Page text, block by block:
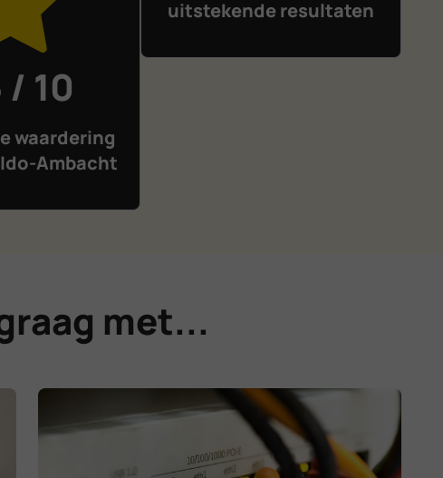
10
waardering
Ambacht
uitstekende resultaten
met...